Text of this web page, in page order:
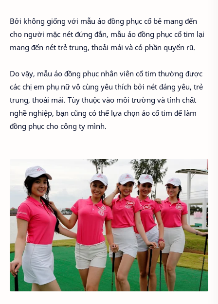
Bởi không giống với mẫu áo đồng phục cổ bẻ mang đến
cho người mặc nét đứng đắn, mẫu áo đồng phục cổ tim lại
mang đến nét trẻ trung, thoải mái và có phần quyến rũ.
Do vậy, mẫu áo đồng phục nhân viên cổ tim thường được
các chị em phụ nữ vô cùng yêu thích bởi nét đáng yêu, trẻ
trung, thoải mái. Tùy thuộc vào môi trường và tính chất
nghề nghiệp, bạn cũng có thể lựa chọn áo cổ tim để làm
đồng phục cho công ty mình.